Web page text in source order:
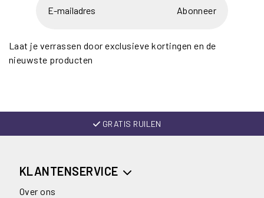
Abonneer
Laat je verrassen door exclusieve kortingen en de
nieuwste producten
GRATIS RUILEN
KLANTENSERVICE
Over ons